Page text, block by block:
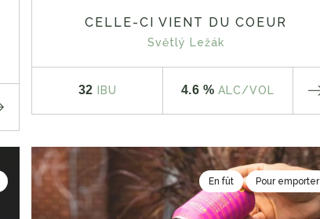
CELLE-CI VIENT DU COEUR
Světlý Ležák
32 IBU 4.6 % ALC/VOL
En fût Pour emporter